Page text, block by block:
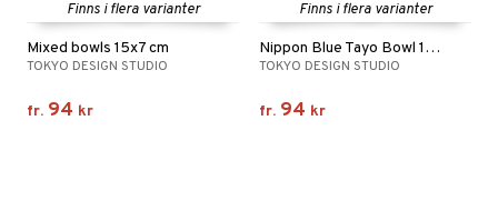
Finns i flera varianter
Mixed bowls 15x7 cm
TOKYO DESIGN STUDIO
fr. 94 kr
Finns i flera varianter
Nippon Blue Tayo Bowl 15.2 cm
TOKYO DESIGN STUDIO
fr. 94 kr